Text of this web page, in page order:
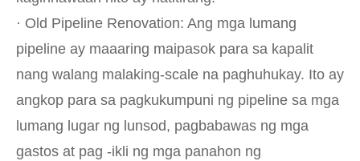
· Old Pipeline Renovation: Ang mga lumang
pipeline ay maaaring maipasok para sa kapalit
nang walang malaking-scale na paghuhukay. Ito ay
angkop para sa pagkukumpuni ng pipeline sa mga
lumang lugar ng lunsod, pagbabawas ng mga
gastos at pag -ikli ng mga panahon ng